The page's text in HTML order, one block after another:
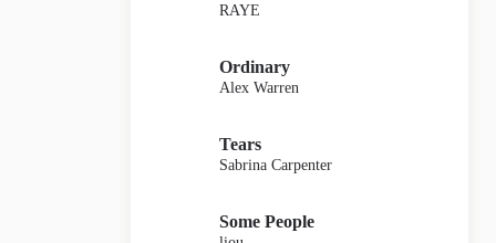
RAYE
Ordinary
Alex Warren
Tears
Sabrina Carpenter
Some People